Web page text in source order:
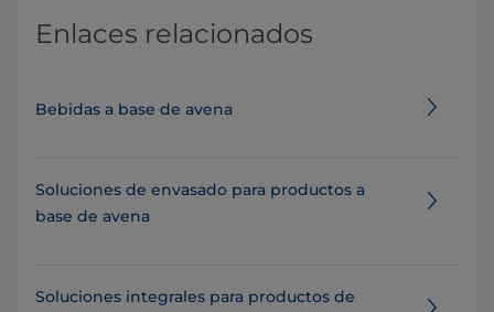
Enlaces relacionados
Bebidas a base de avena
Soluciones de envasado para productos a
base de avena
Soluciones integrales para productos de